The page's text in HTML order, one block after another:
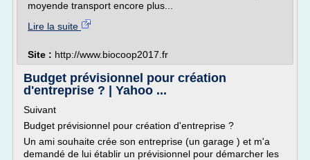
moyende transport encore plus...
Lire la suite
Site : http://www.biocoop2017.fr
Budget prévisionnel pour création
d'entreprise ? | Yahoo ...
Suivant
Budget prévisionnel pour création d'entreprise ?
Un ami souhaite crée son entreprise (un garage ) et m'a
demandé de lui établir un prévisionnel pour démarcher les